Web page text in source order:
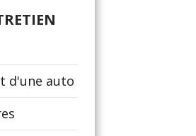
d'une auto